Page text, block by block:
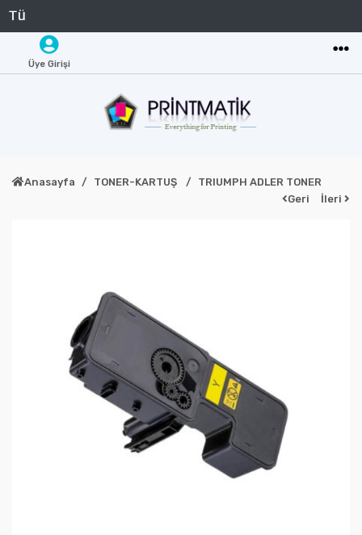
Üye Girişi
Anasayfa TONER-KARTUŞ
TRIUMPH ADLER TONER
Geri
İleri